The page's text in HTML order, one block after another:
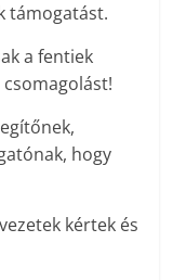
támogatást.
a fentiek
hogy
kértek és